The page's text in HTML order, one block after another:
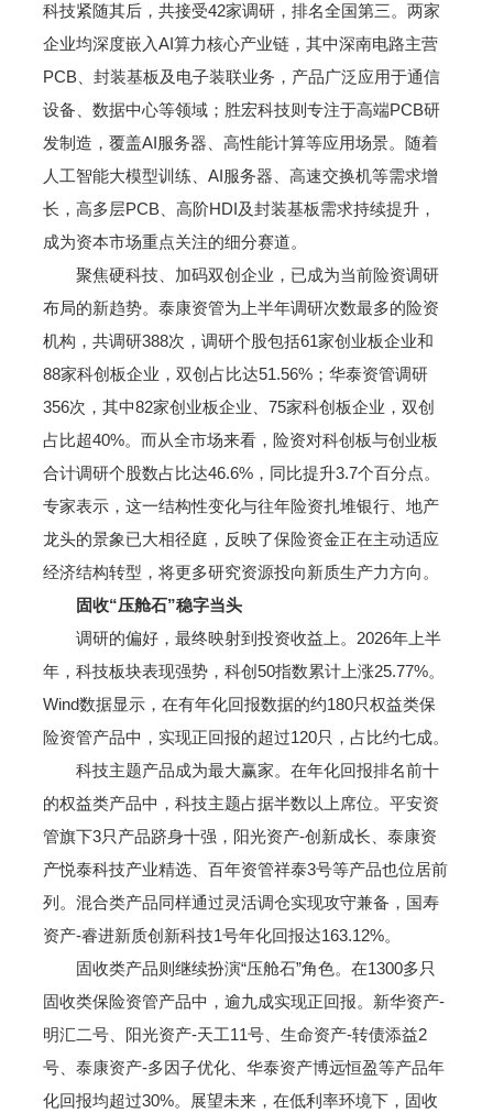
科技紧随其后，共接受42家调研，排名全国第三。两家
企业均深度嵌入AI算力核心产业链，其中深南电路主营
PCB、封装基板及电子装联业务，产品广泛应用于通信
设备、数据中心等领域；胜宏科技则专注于高端PCB研
发制造，覆盖AI服务器、高性能计算等应用场景。随着
人工智能大模型训练、AI服务器、高速交换机等需求增
长，高多层PCB、高阶HDI及封装基板需求持续提升，
成为资本市场重点关注的细分赛道。
聚焦硬科技、加码双创企业，已成为当前险资调研
布局的新趋势。泰康资管为上半年调研次数最多的险资
机构，共调研388次，调研个股包括61家创业板企业和
88家科创板企业，双创占比达51.56%；华泰资管调研
356次，其中82家创业板企业、75家科创板企业，双创
占比超40%。而从全市场来看，险资对科创板与创业板
合计调研个股数占比达46.6%，同比提升3.7个百分点。
专家表示，这一结构性变化与往年险资扎堆银行、地产
龙头的景象已大相径庭，反映了保险资金正在主动适应
经济结构转型，将更多研究资源投向新质生产力方向。
固收“压舱石”稳字当头
调研的偏好，最终映射到投资收益上。2026年上半
年，科技板块表现强势，科创50指数累计上涨25.77%。
Wind数据显示，在有年化回报数据的约180只权益类保
险资管产品中，实现正回报的超过120只，占比约七成。
科技主题产品成为最大赢家。在年化回报排名前十
的权益类产品中，科技主题占据半数以上席位。平安资
管旗下3只产品跻身十强，阳光资产-创新成长、泰康资
产悦泰科技产业精选、百年资管祥泰3号等产品也位居前
列。混合类产品同样通过灵活调仓实现攻守兼备，国寿
资产-睿进新质创新科技1号年化回报达163.12%。
固收类产品则继续扮演“压舱石”角色。在1300多只
固收类保险资管产品中，逾九成实现正回报。新华资产-
明汇二号、阳光资产-天工11号、生命资产-转债添益2
号、泰康资产-多因子优化、华泰资产博远恒盈等产品年
化回报均超过30%。展望未来，在低利率环境下，固收